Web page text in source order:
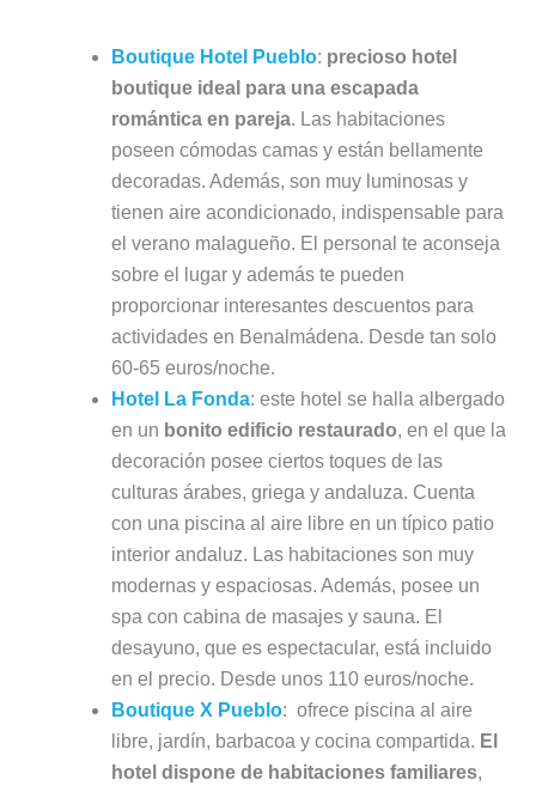
Boutique Hotel Pueblo: precioso hotel
boutique ideal para una escapada
romántica en pareja. Las habitaciones
poseen cómodas camas y están bellamente
decoradas. Además, son muy luminosas y
tienen aire acondicionado, indispensable para
el verano malagueño. El personal te aconseja
sobre el lugar y además te pueden
proporcionar interesantes descuentos para
actividades en Benalmádena. Desde tan solo
60-65 euros/noche.
Hotel La Fonda: este hotel se halla albergado
en un bonito edificio restaurado, en el que la
decoración posee ciertos toques de las
culturas árabes, griega y andaluza. Cuenta
con una piscina al aire libre en un típico patio
interior andaluz. Las habitaciones son muy
modernas y espaciosas. Además, posee un
spa con cabina de masajes y sauna. El
desayuno, que es espectacular, está incluido
en el precio. Desde unos 110 euros/noche.
Boutique X Pueblo: ofrece piscina al aire
libre, jardín, barbacoa y cocina compartida. El
hotel dispone de habitaciones familiares,